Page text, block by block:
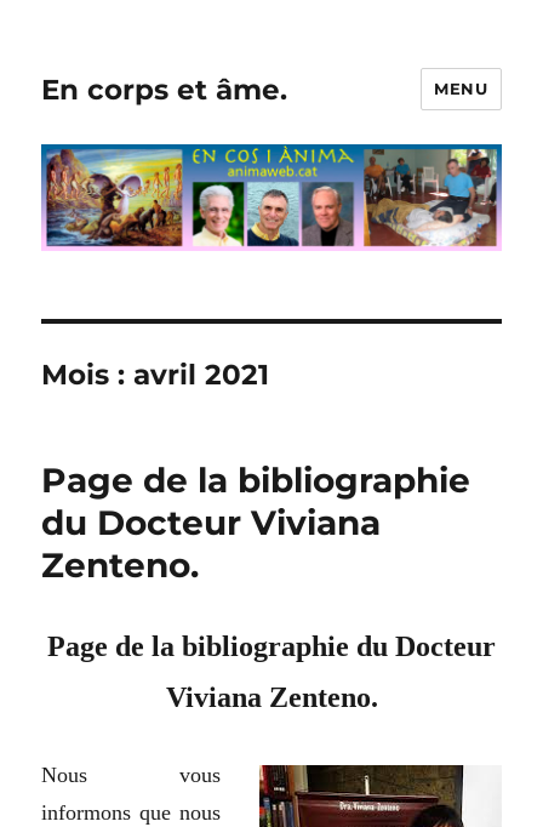
En corps et âme. MENU
Mois :avril 2021
Page de la bibliographie
du Docteur Viviana
Zenteno.
Page de la bibliographie du Docteur
Viviana Zenteno.
Nous vous
informons que nous